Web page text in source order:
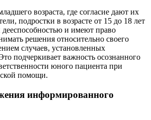
возраста, где согласие дают их
подростки в возрасте от 15 до 18 лет
дееспособностью и имеют право
решения относительно своего
случаев, установленных
подчеркивает важность осознанного
юного пациента при
помощи.
информированного